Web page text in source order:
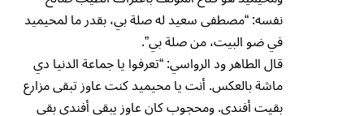
نفسه: “مصطفى سعيد له صلة بي، بقدر ما لمحيميد
في ضو البيت، من صلة بي”.
قال الطاهر ود الرواسي: “تعرفوا يا جماعة الدنيا دي
ماشة بالعكس. أنت يا محيميد كنت عاوز تبقى مزارع
بقيت أفندي. ومحجوب كان عاوز يبقى أفندي بقى